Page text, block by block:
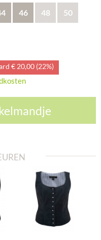
46 48 50
€ 20,00 (22%)